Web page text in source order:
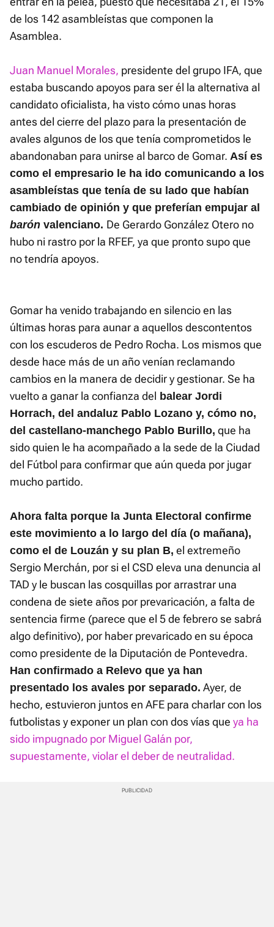
de los 142 asambleístas que componen la
Asamblea.
Juan Manuel Morales, presidente del grupo IFA, que
estaba buscando apoyos para ser él la alternativa al
candidato oficialista, ha visto cómo unas horas
antes del cierre del plazo para la presentación de
avales algunos de los que tenía comprometidos le
abandonaban para unirse al barco de Gomar. Así es
como el empresario le ha ido comunicando a los
asambleístas que tenía de su lado que habían
cambiado de opinión y que preferían empujar al
barón valenciano. De Gerardo González Otero no
hubo ni rastro por la RFEF, ya que pronto supo que
no tendría apoyos.
Gomar ha venido trabajando en silencio en las
últimas horas para aunar a aquellos descontentos
con los escuderos de Pedro Rocha. Los mismos que
desde hace más de un año venían reclamando
cambios en la manera de decidir y gestionar. Se ha
vuelto a ganar la confianza del balear Jordi
Horrach, del andaluz Pablo Lozano y, cómo no,
del castellano-manchego Pablo Burillo, que ha
sido quien le ha acompañado a la sede de la Ciudad
del Fútbol para confirmar que aún queda por jugar
mucho partido.
Ahora falta porque la Junta Electoral confirme
este movimiento a lo largo del día (o mañana),
como el de Louzán y su plan B, el extremeño
Sergio Merchán, por si el CSD eleva una denuncia al
TAD y le buscan las cosquillas por arrastrar una
condena de siete años por prevaricación, a falta de
sentencia firme (parece que el 5 de febrero se sabrá
algo definitivo), por haber prevaricado en su época
como presidente de la Diputación de Pontevedra.
Han confirmado a Relevo que ya han
presentado los avales por separado. Ayer, de
hecho, estuvieron juntos en AFE para charlar con los
futbolistas y exponer un plan con dos vías que ya ha
sido impugnado por Miguel Galán por,
supuestamente, violar el deber de neutralidad.